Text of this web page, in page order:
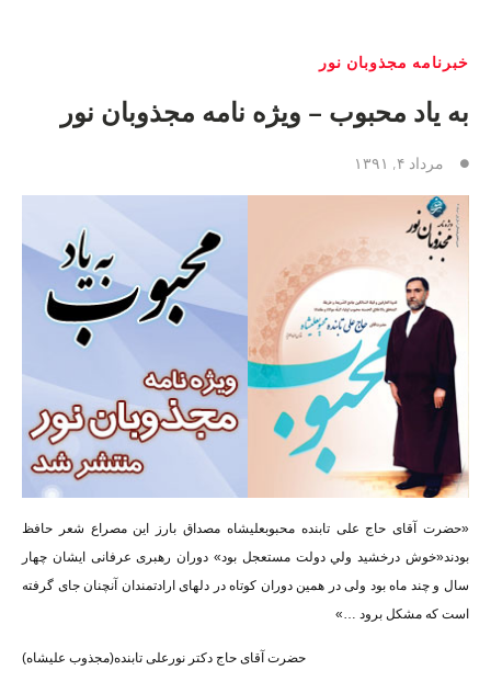
خبرنامه مجذوبان نور
به یاد محبوب – ویژه نامه مجذوبان نور
مرداد ۴, ۱۳۹۱
«حضرت آقای حاج علی تابنده محبوبعلیشاه مصداق بارز اين مصراع شعر حافظ
بودند«خوش درخشيد ولي دولت مستعجل بود» دوران رهبری عرفانی ایشان چهار
سال و چند ماه بود ولی در همین دوران کوتاه در دلهای ارادتمندان آنچنان جای گرفته
است که مشکل برود …»
حضرت آقای حاج دکتر نورعلی تابنده(مجذوب علیشاه)